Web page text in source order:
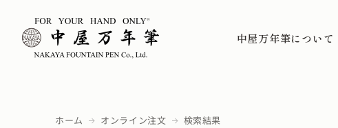
中屋万年筆について
ホーム オンライン注文 検索結果